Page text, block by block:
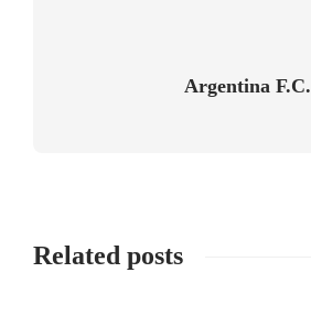
Argentina F.C.
Related posts